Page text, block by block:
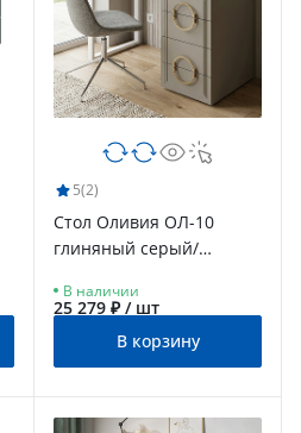
5(2)
Стол Оливия ОЛ-10
глиняный серый/
В наличии
25 279 ₽ / шт
В корзину